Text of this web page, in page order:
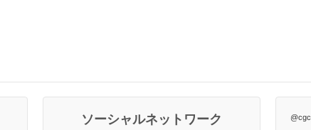
ソーシャルネットワーク